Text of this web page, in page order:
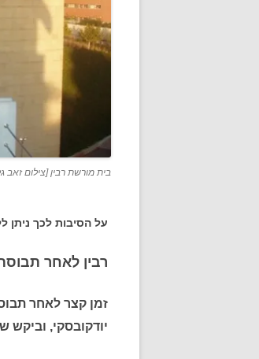
בית מורשת רבין [צילום זאב
על הסיבות לכך ניתן ללמוד
רבין לאחר תבוסת
יודקובסקי, וביקש